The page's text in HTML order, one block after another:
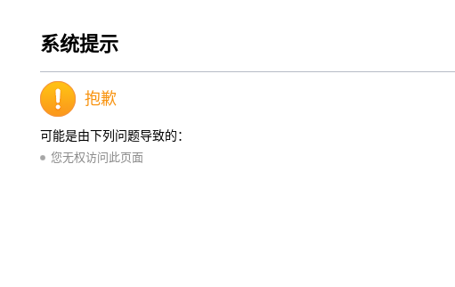
系统提示
抱歉
可能是由下列问题导致的：
您无权访问此页面